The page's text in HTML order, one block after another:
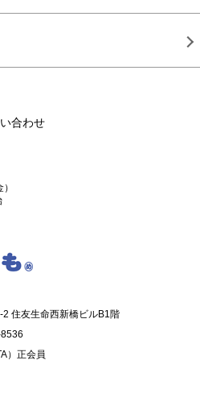
合わせ
住友生命西新橋ビルB1階
）正会員